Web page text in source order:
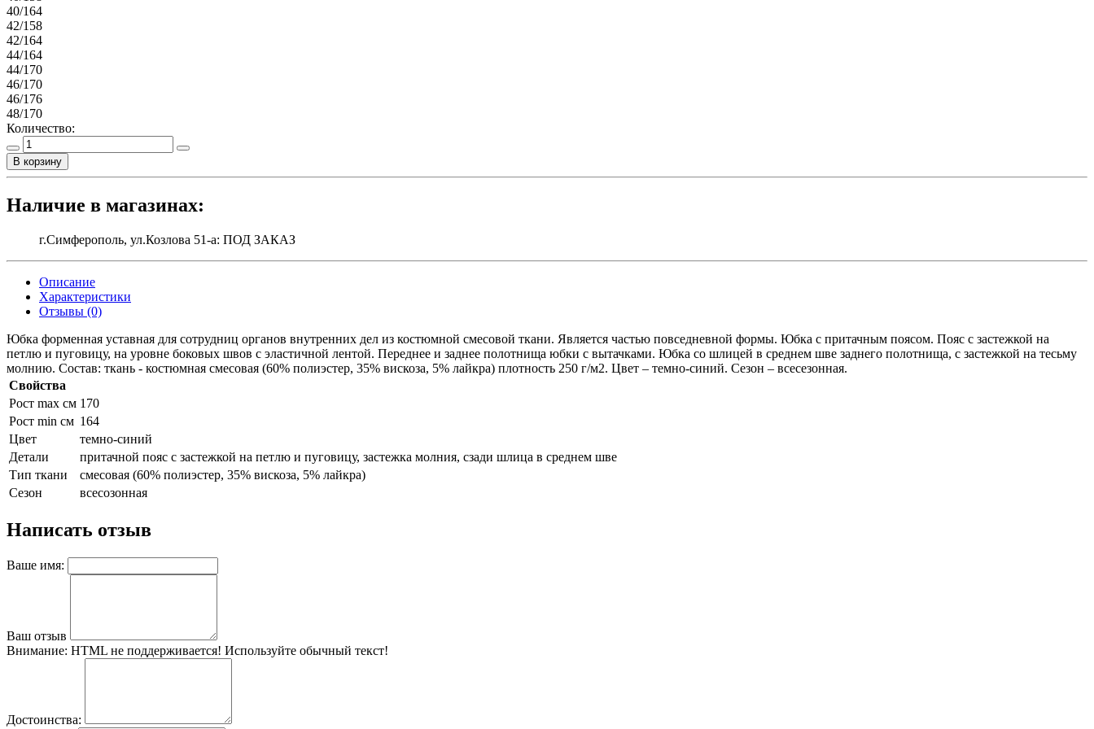
40/164
42/158
42/164
44/164
44/170
46/170
46/176
48/170
Количество:
В корзину
Наличие в магазинах:
г.Симферополь, ул.Козлова 51-а: ПОД ЗАКАЗ
Описание
Характеристики
Отзывы (0)
Юбка форменная уставная для сотрудниц органов внутренних дел из костюмной смесовой ткани. Является частью повседневной формы. Юбка с притачным поясом. Пояс с застежкой на
петлю и пуговицу, на уровне боковых швов с эластичной лентой. Переднее и заднее полотнища юбки с вытачками. Юбка со шлицей в среднем шве заднего полотнища, с застежкой на тесьму
молнию. Состав: ткань - костюмная смесовая (60% полиэстер, 35% вискоза, 5% лайкра) плотность 250 г/м2. Цвет – темно-синий. Сезон – всесезонная.
Свойства
Рост max см 170
Рост min см 164
Цвет
темно-синий
Детали
притачной пояс с застежкой на петлю и пуговицу, застежка молния, сзади шлица в среднем шве
Тип ткани
смесовая (60% полиэстер, 35% вискоза, 5% лайкра)
Сезон
всесозонная
Написать отзыв
Ваше имя:
Ваш отзыв
Внимание: HTML не поддерживается! Используйте обычный текст!
Достоинства: